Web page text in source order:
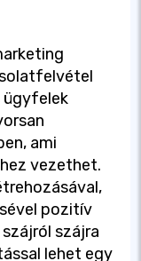
ügyfelek
ami
vezethet.
pozitív
szájra
lehet egy